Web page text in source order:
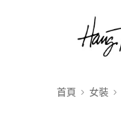
首頁 女裝